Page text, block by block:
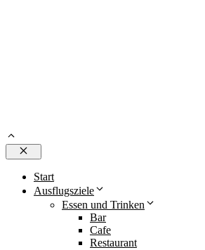
Schließen
Start
Ausflugsziele
Essen und Trinken
Bar
Cafe
Restaurant